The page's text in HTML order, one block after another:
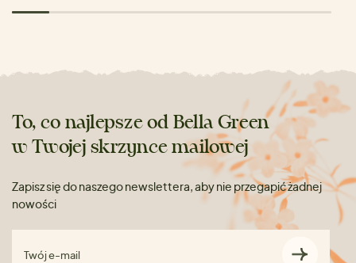
To, co najlepsze od Bella Green
w Twojej skrzynce mailowej
Zapisz się do naszego newslettera, aby nie przegapić żadnej
nowości
Twój e-mail